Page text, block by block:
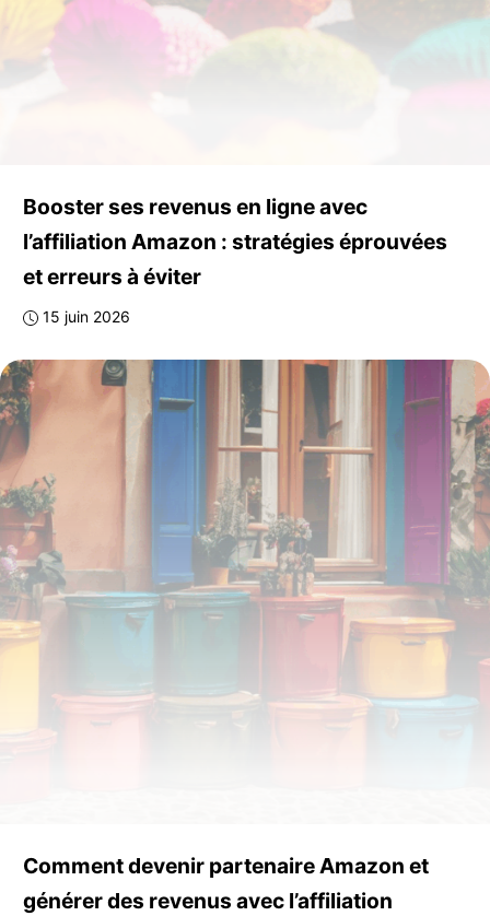
Booster ses revenus en ligne avec
l’affiliation Amazon : stratégies éprouvées
et erreurs à éviter
15 juin 2026
Comment devenir partenaire Amazon et
générer des revenus avec l’affiliation